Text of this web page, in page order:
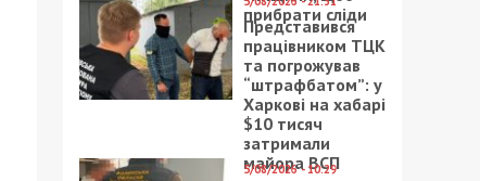
прибрати сліди
Представився
працівником ТЦК
та погрожував
“штрафбатом”: у
Харкові на хабарі
$10 тисяч
затримали
майора ВСП
5/08/2026 - 10:29